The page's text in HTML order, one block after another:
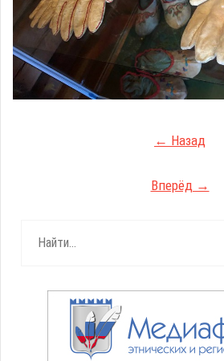
← Назад
Вперёд →